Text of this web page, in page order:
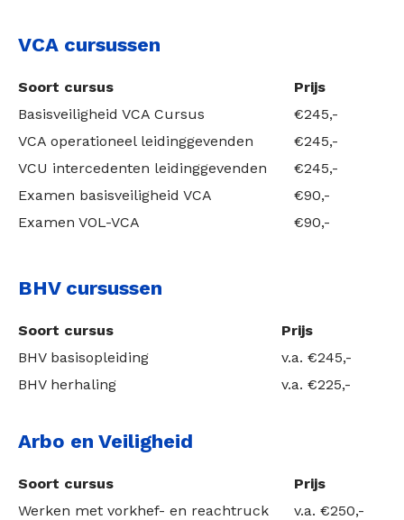
VCA cursussen
Soort cursus
Prijs
Basisveiligheid VCA Cursus
€245,-
VCA operationeel leidinggevenden
€245,-
VCU intercedenten leidinggevenden
€245,-
Examen basisveiligheid VCA
€90,-
Examen VOL-VCA
€90,-
BHV cursussen
Soort cursus
Prijs
BHV basisopleiding
v.a. €245,-
BHV herhaling
v.a. €225,-
Arbo en Veiligheid
Soort cursus
Prijs
Werken met vorkhef- en reachtruck
v.a. €250,-